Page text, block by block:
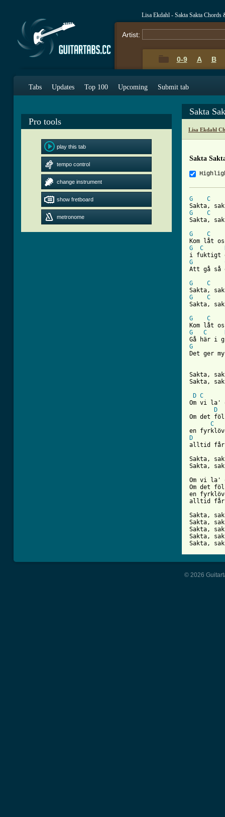
Lisa Ekdahl - Sakta Sakta Chords
Artist:
0-9 A B
Tabs Updates Top 100 Upcoming Submit tab
Pro tools
play this tab
tempo control
change instrument
show fretboard
metronome
Sakta
Lisa Ekdahl
Sakta
G
C
G
C
Sakta,
G
C
G
C
G
Att gå så
G
C
G
C
G
C
G
C
G
Det ger
Sakta,
Sakta,
D C
Om vi la'
D
Om det
C
D
alltid får
Sakta,
Sakta,
Om vi la'
Om det
en
alltid får
Sakta,
Sakta,
Sakta,
Sakta,
© 2026